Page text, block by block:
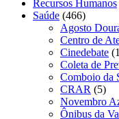
Recursos Humanos
Saúde (466)
Agosto
Centro de
Cinedebate
Coleta de
Comboio da
CRAR (5)
Novembro
Ônibus da